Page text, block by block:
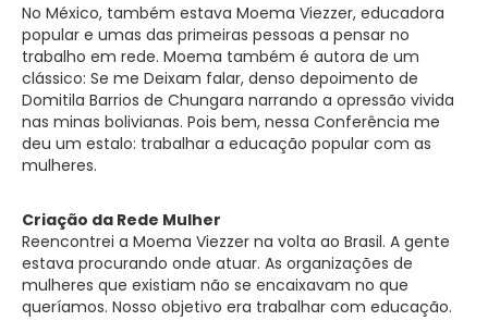
No México, também estava Moema Viezzer, educadora
popular e umas das primeiras pessoas a pensar no
trabalho em rede. Moema também é autora de um
clássico: Se me Deixam falar, denso depoimento de
Domitila Barrios de Chungara narrando a opressão vivida
nas minas bolivianas. Pois bem, nessa Conferência me
deu um estalo: trabalhar a educação popular com as
mulheres.
Criação da Rede Mulher
Reencontrei a Moema Viezzer na volta ao Brasil. A gente
estava procurando onde atuar. As organizações de
mulheres que existiam não se encaixavam no que
queríamos. Nosso objetivo era trabalhar com educação.